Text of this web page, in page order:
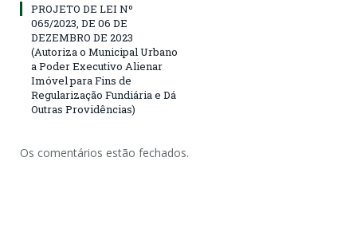
PROJETO DE LEI Nº
065/2023, DE 06 DE
DEZEMBRO DE 2023
(Autoriza ο Municipal Urbano
a Poder Executivo Alienar
Imóvel para Fins de
Regularização Fundiária e Dá
Outras Providências)
Os comentários estão fechados.